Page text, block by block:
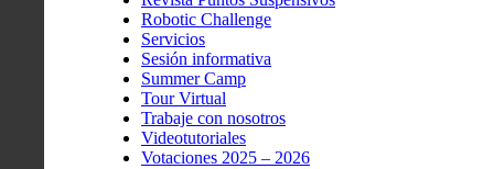
Robotic Challenge
Servicios
Sesión informativa
Summer Camp
Tour Virtual
Trabaje con nosotros
Videotutoriales
Votaciones 2025 – 2026